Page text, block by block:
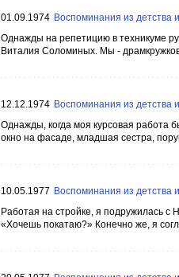
01.09.1974 Воспоминания из детства
Однажды на репетицию в техникуме
Виталия Соломиных. Мы -
12.12.1974 Воспоминания из детства
Однажды, когда моя курсовая работа
окно на фасаде, младшая сестра,
10.05.1977 Воспоминания из детства
Работая на стройке, я подружилась
«Хочешь покатаю?» Конечно же, я